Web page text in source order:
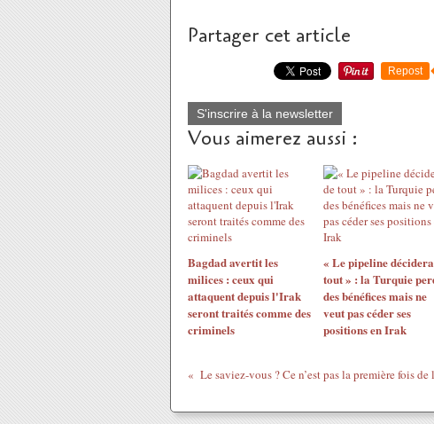
Partager cet article
Repost
S'inscrire à la newsletter
Vous aimerez aussi :
Bagdad avertit les
milices : ceux qui
attaquent depuis l'Irak
seront traités comme des
criminels
« Le pipeline
tout » : la Turquie
des bénéfices mais ne
veut pas céder ses
positions en Irak